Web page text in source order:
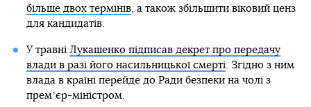
більше двох термінів, а також збільшити віковий ценз
для кандидатів.
У травні Лукашенко підписав декрет про передачу
влади в разі його насильницької смерті. Згідно з ним
влада в країні перейде до Ради безпеки на чолі з
премʼєр-міністром.